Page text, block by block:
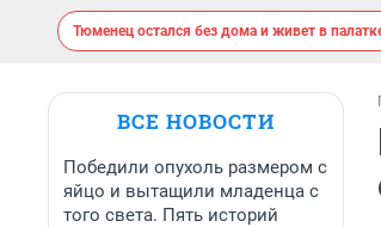
Тюменец остался без дома и живет в
ВСЕ НОВОСТИ
Победили опухоль размером с
яйцо и вытащили младенца с
того света. Пять историй